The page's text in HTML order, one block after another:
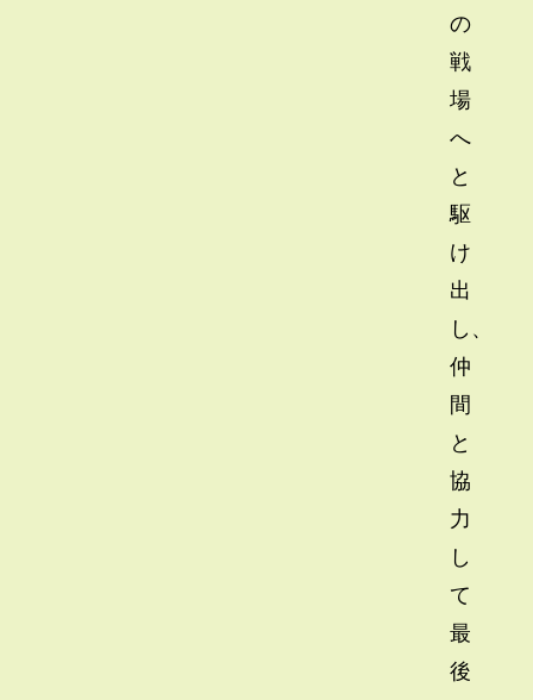
の
戦
場
へ
と
駆
け
出
し、
仲
間
と
協
力
し
て
最
後